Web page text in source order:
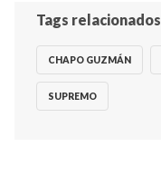
Tags relacionados
CHAPO GUZMÁN
SUPREMO